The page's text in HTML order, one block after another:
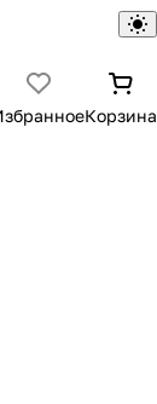
Корзина